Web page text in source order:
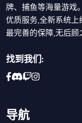
牌、捕鱼等海量游戏
优质服务,全新系统上
最完善的保障,无后顾
找到我们:
导航